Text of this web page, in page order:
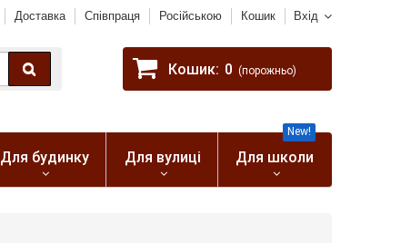
Вхід
Доставка Співпраця Російською Кошик
Кошик: 0 (порожньо)
Для будинку Для вулиці Для школи
New!